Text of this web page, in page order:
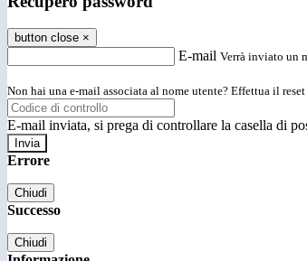
button close ×
E-mail Verrà inviato un
Non hai una e-mail associata al nome utente? Effettua il
E-mail inviata, si prega di controllare la casella di
Errore
Chiudi
Successo
Chiudi